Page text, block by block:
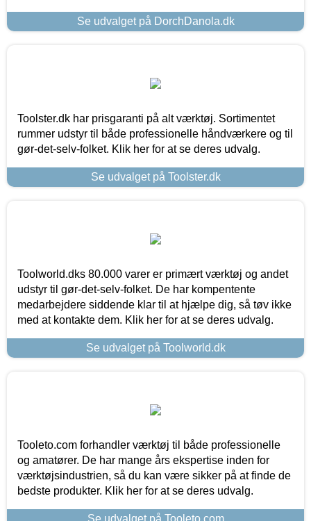
Se udvalget på DorchDanola.dk
Toolster.dk har prisgaranti på alt værktøj. Sortimentet
rummer udstyr til både professionelle håndværkere og til
gør-det-selv-folket. Klik her for at se deres udvalg.
Se udvalget på Toolster.dk
Toolworld.dks 80.000 varer er primært værktøj og andet
udstyr til gør-det-selv-folket. De har kompentente
medarbejdere siddende klar til at hjælpe dig, så tøv ikke
med at kontakte dem. Klik her for at se deres udvalg.
Se udvalget på Toolworld.dk
Tooleto.com forhandler værktøj til både professionelle
og amatører. De har mange års ekspertise inden for
værktøjsindustrien, så du kan være sikker på at finde de
bedste produkter. Klik her for at se deres udvalg.
Se udvalget på Tooleto.com